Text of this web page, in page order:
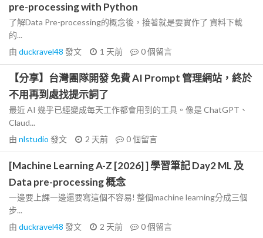
pre-processing with Python
了解Data Pre-processing的概念後，接著就是要實作了 資料下載
的...
由 duckravel48 發文 1 天前 0個留言
【分享】台灣團隊開發 免費 AI Prompt 管理網站，終於
不用再到處找提示詞了
最近 AI 幾乎已經變成每天工作都會用到的工具。像是 ChatGPT、
Claud...
由 nlstudio 發文 2 天前 0個留言
[Machine Learning A-Z [2026] ] 學習筆記 Day2 ML 及
Data pre-processing 概念
一邊要上課一邊還要寫這個不容易! 整個machine learning分成三個
步...
由 duckravel48 發文 2 天前 0個留言